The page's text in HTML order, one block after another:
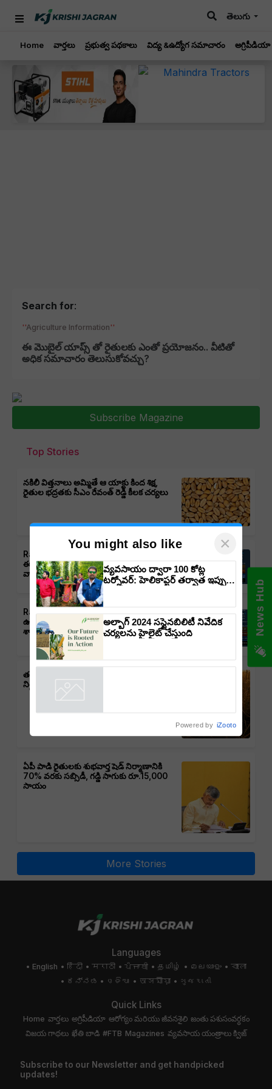
తెలుగు
Home వార్తలు ప్రభుత్వ పథకాలు విద్య &ఉద్యోగ సమాచారం అగ్రిపీడియా
Search for:
Agriculture Information
ఈ మొబైల్ యాప్స్ తో రైతులకు ఎంతో ప్రయోజనం.. వీటితో
అధిక సమాచారం తెలుసుకోవచ్చు?
Subscribe Magazine
Top Stories
నకిలీ విత్తనాలు అమ్మితే ఆ యాక్టు కింద శిక్ష,
రైతుల భద్రతకు సీఎం రేవంత్ రెడ్డి కీలక చర్యలు
Rain Alert: తెలంగాణలో వర్షాలు,
ఈదురుగాలులు, తుఫాన్లు వచ్చే అవకాశం:
వాతావరణ శాఖ హెచ్చరిక
Rain Alert : ఆంధ్రప్రదేశ్‌లో వర్షాలు,
ఉరుములు, ఈదురుగాలుల ముప్పు: వాతావరణ
శాఖ హెచ్చరిక
తడిసిన ధాన్యానికీ భరోసా – తెలంగాణ ప్రభుత్వం
నిర్ణయం, రైతులకు ఊరట
ఏపీ పాడి రైతులకు శుభవార్త షెడ్ నిర్మాణానికి
70% వరకు సబ్సిడీ, గడ్డి సాగుకు రూ.15,000
సాయం
More Stories
Languages
English हिंदी मराठी ਪੰਜਾਬੀ தமிழ் മലയാളം
বাংলা
ಕನ್ನಡ
ଓଡିଆ অসমীয়া ગુજરાતી
Quick Links
Home వార్తలు అగ్రిపీడియా ఆరోగ్యం మరియు జీవనశైలి జంతు పశుసంవర్ధకం
విజయ గాథలు ఖేతి బాడి #FTB Magazines వ్యవసాయ యంత్రాలు క్విజ్
Subscribe to our Newsletter and get handpicked
updates!
News Hub
You might also like ×
వ్యవసాయం ద్వారా 100 కోట్ల
టర్నోవర్: హెలికాప్టర్ తర్వాత ఇప్పుడు
అల్బాగ్ 2024 సస్టైనబిలిటీ నివేదిక
చర్యలను హైలైట్ చేస్తుంది
Powered by iZooto